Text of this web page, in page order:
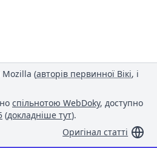
Mozilla (авторів первинної Вікі, і
спільнотою WebDoky, доступно
(докладніше тут).
Оригінал статті